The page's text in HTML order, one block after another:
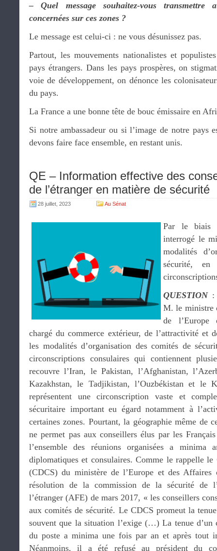
– Quel message souhaitez-vous transmettre
concernées sur ces zones ?
Le message est celui-ci : ne vous désunissez pas.
Partout, les mouvements nationalistes et
pays étrangers. Dans les pays prospères, on
voie de développement, on dénonce les
du pays.
La France a une bonne tête de bouc émissaire en
Si notre ambassadeur ou si l’image de notre pays
devons faire face ensemble, en restant unis.
QE – Information effective des
de l’étranger en matière de sécurité
28 juillet, 2023 Au Sénat
Par le biais
interrogé le
modalités
sécurité, en
QUESTION:
M. le ministre
de l’Europe
chargé du commerce extérieur, de l’attractivité et
les modalités d’organisation des comités de
circonscriptions consulaires qui contiennent
recouvre l’Iran, le Pakistan, l’Afghanistan,
Kazakhstan, le Tadjikistan, l’Ouzbékistan et le
représentent une circonscription vaste et
sécuritaire important eu égard notamment à
certaines zones. Pourtant, la géographie même de
ne permet pas aux conseillers élus par les
l’ensemble des réunions organisées a minima
diplomatiques et consulaires. Comme le rappelle
(CDCS) du ministère de l’Europe et des Affaires
résolution de la commission de la sécurité de
l’étranger (AFE) de mars 2017, « les conseillers
aux comités de sécurité. Le CDCS promeut la
souvent que la situation l’exige (…) La tenue d’un
du poste a minima une fois par an et après tout
Néanmoins, il a été refusé au président du